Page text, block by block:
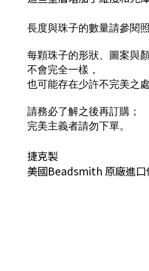
長度與珠子的數量請參閱
每顆珠子的形狀、圖案與顏
不會完全一樣，
也可能存在少許不完美之處
請務必了解之後再訂購；
完美主義者請勿下單。
捷克製
美國Beadsmith 原廠進口